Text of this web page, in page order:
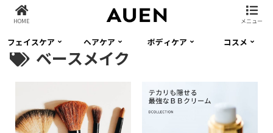
フェイスケア ヘアケア ボディケア コスメ
ベースメイク
HOME メニュー